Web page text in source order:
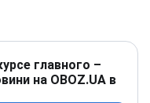
главного –
на OBOZ.UA в